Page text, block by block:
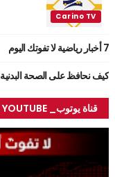
7 أخبار رياضية لا تفوتك اليوم
كيف نحافظ على الصحة البدنية
قناة يوتوب_ CHAÎNE YOUTUBE